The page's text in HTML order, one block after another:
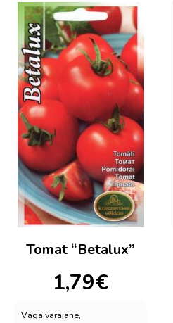
Tomat “Betalux”
1,79€
Väga varajane,